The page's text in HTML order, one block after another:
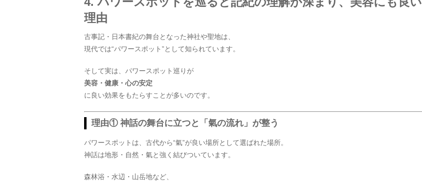
理由
古事記・日本書紀の舞台となった神社や聖地は、
現代では“パワースポット”として知られています。
そして実は、パワースポット巡りが
美容・健康・心の安定
に良い効果をもたらすことが多いのです。
理由① 神話の舞台に立つと「氣の流れ」が整う
パワースポットは、古代から“氣”が良い場所として選ばれた場所。
神話は地形・自然・氣と強く結びついています。
森林浴・水辺・山岳地など、